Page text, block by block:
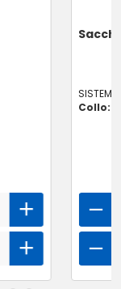
Collo: